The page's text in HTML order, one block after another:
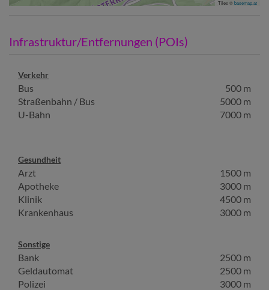
Tiles ©basemap.at
Infrastruktur/Entfernungen (POIs)
Verkehr
Bus
500 m
Straßenbahn / Bus
5000 m
U-Bahn
7000 m
Gesundheit
Arzt
1500 m
Apotheke
3000 m
Klinik
4500 m
Krankenhaus
3000 m
Sonstige
Bank
2500 m
Geldautomat
2500 m
Polizei
3000 m